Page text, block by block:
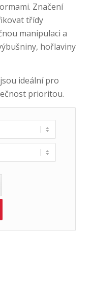
Značení
třídy
manipulaci a
hořlaviny
ideální pro
prioritou.